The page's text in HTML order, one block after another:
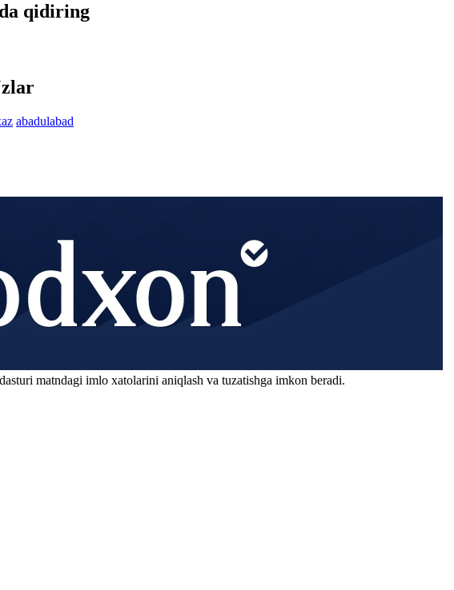
qidiring
abadulabad
matndagi imlo xatolarini aniqlash va tuzatishga imkon beradi.